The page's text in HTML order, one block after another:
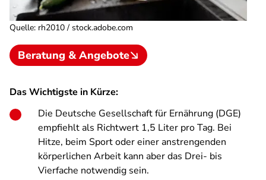
Quelle: rh2010 / stock.adobe.com
Beratung & Angebote
Das Wichtigste in Kürze:
Die Deutsche Gesellschaft für Ernährung (DGE)
empfiehlt als Richtwert 1,5 Liter pro Tag. Bei
Hitze, beim Sport oder einer anstrengenden
körperlichen Arbeit kann aber das Drei- bis
Vierfache notwendig sein.